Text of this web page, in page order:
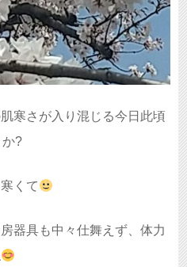
寒さが入り混じる今日此頃
か?
くて
器具も中々仕舞えず、体力